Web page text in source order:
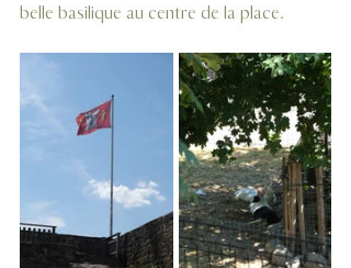
belle basilique au centre de la place.